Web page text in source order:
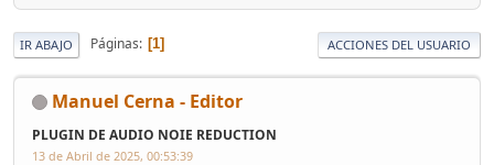
IR ABAJO Páginas 1 ACCIONES DEL USUARIO
Manuel Cerna - Editor
PLUGIN DE AUDIO NOIE REDUCTION
13 de Abril de 2025, 00:53:39